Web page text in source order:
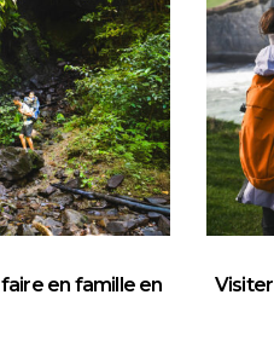
en famille en